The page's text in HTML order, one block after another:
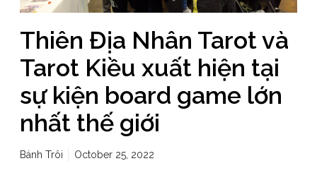
Thiên Địa Nhân Tarot và
Tarot Kiều xuất hiện tại
sự kiện board game lớn
nhất thế giới
Bánh Trôi October 25, 2022